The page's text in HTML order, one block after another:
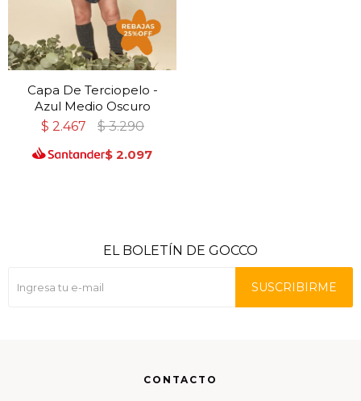
Capa De Terciopelo -
Azul Medio Oscuro
$ 2.467 $ 3.290
$ 2.097
CONTACTO
EL BOLETÍN DE GOCCO
SUSCRIBIRME